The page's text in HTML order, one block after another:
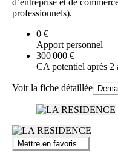
professionnels).
0 €
Apport personnel
300 000 €
CA potentiel après 2
Voir la fiche détaillée
Mettre en favoris